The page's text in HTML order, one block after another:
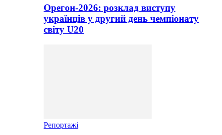
Орегон-2026: розклад виступу
українців у другий день чемпіонату
світу U20
Репортажі